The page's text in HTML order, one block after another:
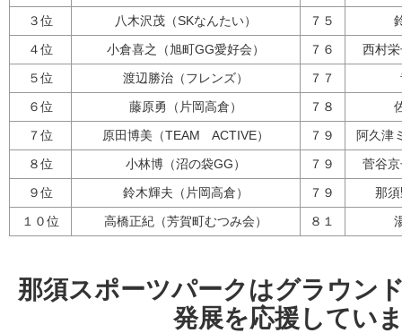
３位
八木沢茂（SKなんたい） ７５
４位
小倉喜之（旭町GG愛好会） ７６
西村
５位
渡辺勝治（フレンズ） ７７
６位
藤原勇（片岡高倉） ７８
７位
原田博美（TEAM ACTIVE） ７９
阿久津
８位
小林博（沼の袋GG） ７９
菅谷
９位
鈴木輝夫（片岡高倉） ７９
那
１０位
高橋正紀（芳賀町むつみ会） ８１
那須スポーツパークはグラウン
発展を応援してい